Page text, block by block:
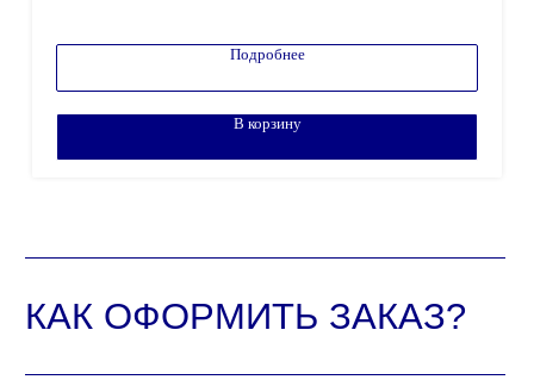
Внимание! Минимальный заказ от 100.000 рублей!
Цена по запросу
Подробнее
В корзину